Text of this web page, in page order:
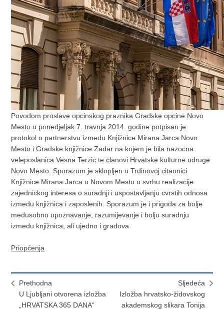
Povodom proslave opcinskog praznika Gradske opcine Novo
Mesto u ponedjeljak 7. travnja 2014. godine potpisan je
protokol o partnerstvu izmedu Knjižnice Mirana Jarca Novo
Mesto i Gradske knjižnice Zadar na kojem je bila nazocna
veleposlanica Vesna Terzic te clanovi Hrvatske kulturne udruge
Novo Mesto. Sporazum je sklopljen u Trdinovoj citaonici
Knjižnice Mirana Jarca u Novom Mestu u svrhu realizacije
zajednickog interesa o suradnji i uspostavljanju cvrstih odnosa
izmedu knjižnica i zaposlenih. Sporazum je i prigoda za bolje
medusobno upoznavanje, razumijevanje i bolju suradnju
izmedu knjižnica, ali ujedno i gradova.
Priopćenja
Prethodna
U Ljubljani otvorena izložba
„HRVATSKA 365 DANA“
Sljedeća
Izložba hrvatsko-židovskog
akademskog slikara Tonija